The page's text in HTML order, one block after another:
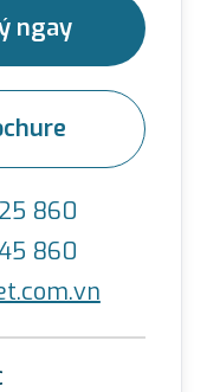
ngay
860
860